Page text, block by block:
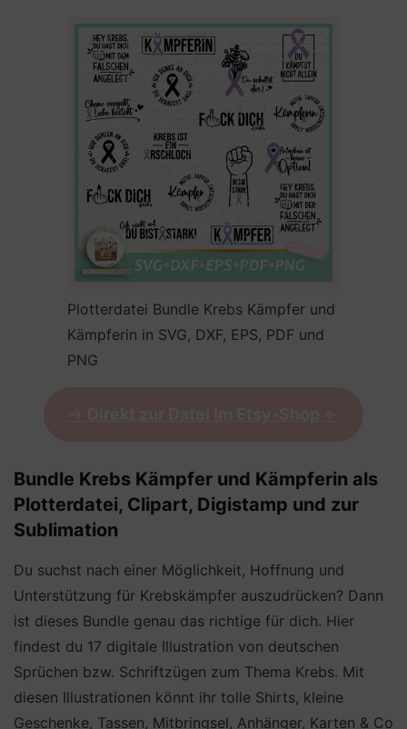
Plotterdatei Bundle Krebs Kämpfer und
Kämpferin in SVG, DXF, EPS, PDF und
PNG
Bundle Krebs Kämpfer und Kämpferin als
Plotterdatei, Clipart, Digistamp und zur
Sublimation
Du suchst nach einer Möglichkeit, Hoffnung und
Unterstützung für Krebskämpfer auszudrücken? Dann
ist dieses Bundle genau das richtige für dich. Hier
findest du 17 digitale Illustration von deutschen
Sprüchen bzw. Schriftzügen zum Thema Krebs. Mit
diesen Illustrationen könnt ihr tolle Shirts, kleine
Geschenke, Tassen, Mitbringsel, Anhänger, Karten & Co